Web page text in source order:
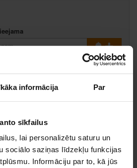
informācija Par
sīkfailus
lai personalizētu saturu un
sociālo saziņas līdzekļu funkcijas
Informāciju par to, kā jūs
Ieteikt cenu
2 gab.